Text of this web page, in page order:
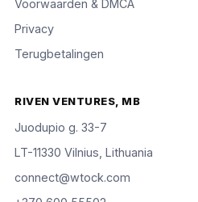
Voorwaarden & DMCA
Privacy
Terugbetalingen
RIVEN VENTURES, MB
Juodupio g. 33-7
LT-11330 Vilnius, Lithuania
connect@wtock.com